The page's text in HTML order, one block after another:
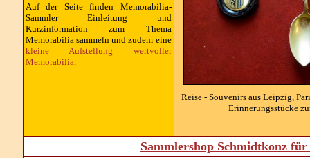
Auf der Seite finden Memorabilia-
Sammler Einleitung und
Kurzinformation zum Thema
Memorabilia sammeln und zudem eine
kleine Aufstellung wertvoller
Memorabilia
Reise - Souvenirs aus Leipzig,
Erinnerungsstücke
Sammlershop Schmidtkonz